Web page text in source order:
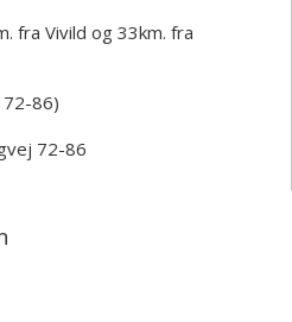
fra Vivild og 33km. fra
72-86)
72-86